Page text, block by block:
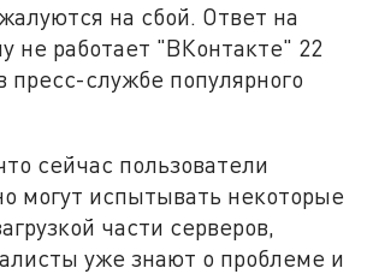
на сбой. Ответ на
не работает "ВКонтакте" 22
пресс-службе популярного
сейчас пользователи
могут испытывать некоторые
части серверов,
уже знают о проблеме и